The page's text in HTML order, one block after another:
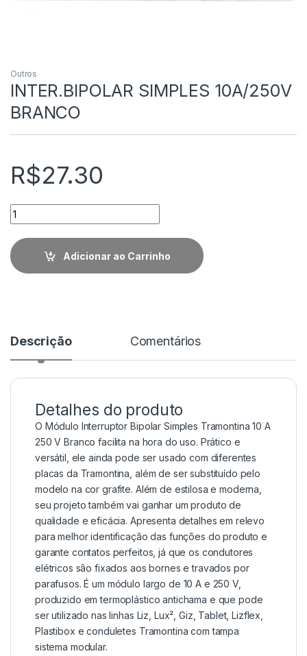
Outros
INTER.BIPOLAR SIMPLES 10A/250V
BRANCO
R$27.30
Quantidade
Adicionar ao Carrinho
Descrição Comentários
Detalhes do produto
O Módulo Interruptor Bipolar Simples Tramontina 10 A
250 V Branco facilita na hora do uso. Prático e
versátil, ele ainda pode ser usado com diferentes
placas da Tramontina, além de ser substituído pelo
modelo na cor grafite. Além de estilosa e moderna,
seu projeto também vai ganhar um produto de
qualidade e eficácia. Apresenta detalhes em relevo
para melhor identificação das funções do produto e
garante contatos perfeitos, já que os condutores
elétricos são fixados aos bornes e travados por
parafusos. É um módulo largo de 10 A e 250 V,
produzido em termoplástico antichama e que pode
ser utilizado nas linhas Liz, Lux², Giz, Tablet, Lizflex,
Plastibox e conduletes Tramontina com tampa
sistema modular.